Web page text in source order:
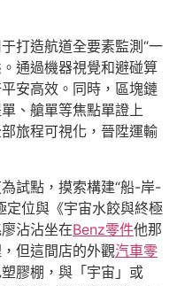
打造航道全要素監測“一
通過機器視覺和避碰算
安高效。同時，區塊鏈
、艙單等焦點單證上
旅程可視化，晉陞運輸
試點，摸索構建“船-岸-
定位與《宇宙水餃與終極
沾沾坐在Benz零件他那
但這間店的外觀汽車零
膠棚，與「宇宙」或